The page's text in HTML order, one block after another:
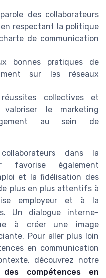
des collaborateurs
respectant la politique
de communication
bonnes pratiques de
sur les réseaux
collectives et
le marketing
au sein de
dans la
favorise également
et la fidélisation des
plus en plus attentifs à
employeur et à la
Un dialogue interne-
à créer une image
Pour aller plus loin
en communication
découvrez notre
des compétences en